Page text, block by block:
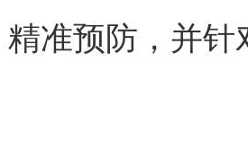
准预防，并